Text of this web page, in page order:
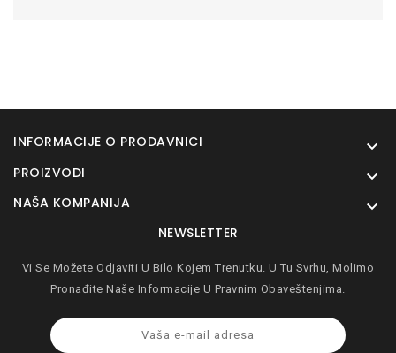
INFORMACIJE O PRODAVNICI 
PROIZVODI 
NAŠA KOMPANIJA 
NEWSLETTER
Vi Se Možete Odjaviti U Bilo Kojem Trenutku. U Tu Svrhu, Molimo
Pronađite Naše Informacije U Pravnim Obaveštenjima.